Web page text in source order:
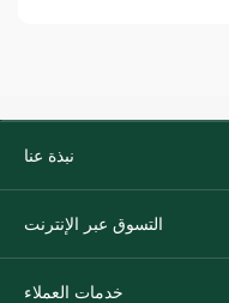
نبذة عنا
التسوق عبر الإنترنت
خدمات العملاء